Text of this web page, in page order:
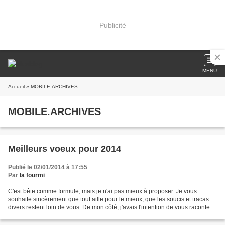
Publicité
MENU
Accueil » MOBILE.ARCHIVES
MOBILE.ARCHIVES
Meilleurs voeux pour 2014
Publié le 02/01/2014 à 17:55
Par la fourmi
C'est bête comme formule, mais je n'ai pas mieux à proposer. Je vous
souhaite sincèrement que tout aille pour le mieux, que les soucis et tracas
divers restent loin de vous. De mon côté, j'avais l'intention de vous raconter